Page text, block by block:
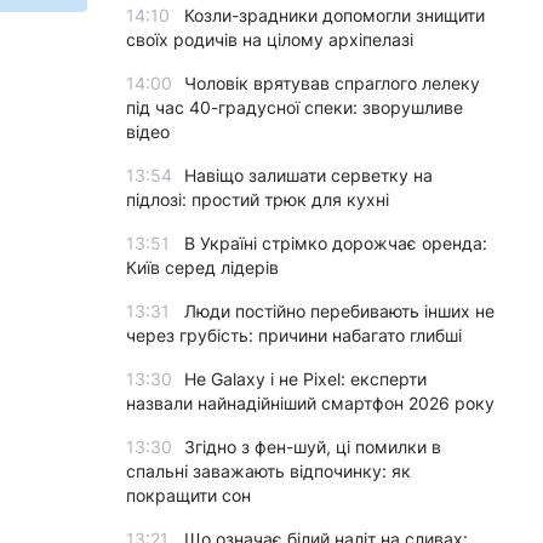
14:10
Козли-зрадники допомогли знищити
своїх родичів на цілому архіпелазі
14:00
Чоловік врятував спраглого лелеку
під час 40-градусної спеки: зворушливе
відео
13:54
Навіщо залишати серветку на
підлозі: простий трюк для кухні
13:51
В Україні стрімко дорожчає оренда:
Київ серед лідерів
13:31
Люди постійно перебивають інших не
через грубість: причини набагато глибші
13:30
Не Galaxy і не Pixel: експерти
назвали найнадійніший смартфон 2026 року
13:30
Згідно з фен-шуй, ці помилки в
спальні заважають відпочинку: як
покращити сон
13:21 Що означає білий наліт на сливах: